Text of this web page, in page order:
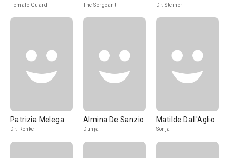
Female Guard The Sergeant Dr. Steiner
Patrizia Melega
Dr. Renke
Almina De Sanzio
Dunja
Matilde Dall'Aglio
Sonja